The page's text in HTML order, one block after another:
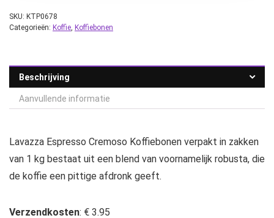
SKU: KTP0678
Categorieën: Koffie, Koffiebonen
Beschrijving
Aanvullende informatie
Lavazza Espresso Cremoso Koffiebonen verpakt in zakken
van 1 kg bestaat uit een blend van voornamelijk robusta, die
de koffie een pittige afdronk geeft.
Verzendkosten: € 3.95